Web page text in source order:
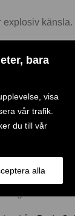
bara
visa
vår trafik.
du till vår
alla
explosiv känsla.
för alla
och
Powerline,
ställda